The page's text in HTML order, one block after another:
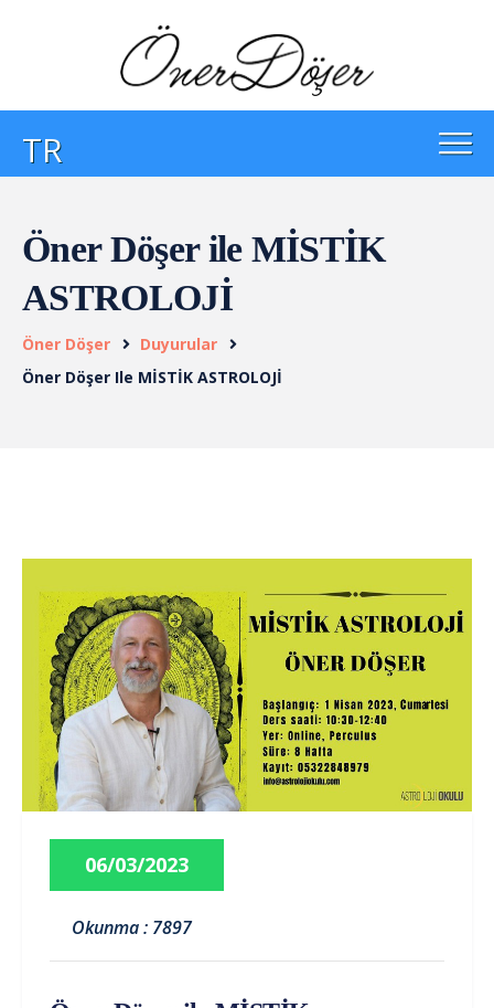
TR
Öner Döşer ile MİSTİK
ASTROLOJİ
Öner Döşer
Duyurular
Öner Döşer Ile MİSTİK ASTROLOJİ
06/03/2023
Okunma : 7897